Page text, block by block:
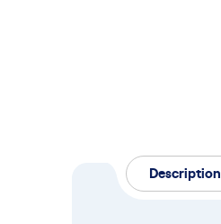
Description